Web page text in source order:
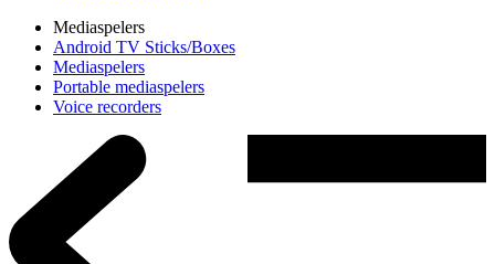
Mediaspelers
Android TV Sticks/Boxes
Mediaspelers
Portable mediaspelers
Voice recorders